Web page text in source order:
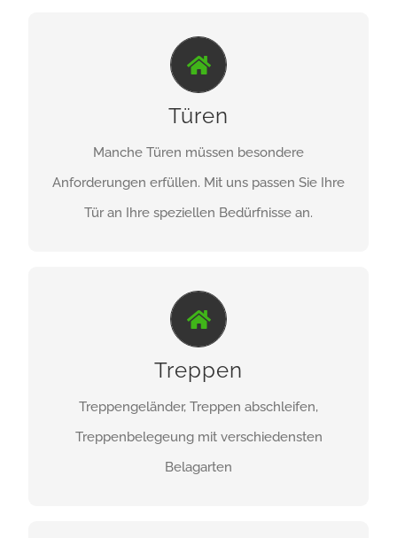
Türen
Manche Türen müssen besondere
Anforderungen erfüllen. Mit uns passen Sie Ihre
Tür an Ihre speziellen Bedürfnisse an.
VON AUFLEISTUNG BIS ZARGE...
Zimmertüren, Funktionstüren, Glastüren
Treppen
Treppengeländer, Treppen abschleifen,
Treppenbelegeung mit verschiedensten
Belagarten
IMMER DER RICHTIGE SCHRITT...
Treppen- und Treppengeländer